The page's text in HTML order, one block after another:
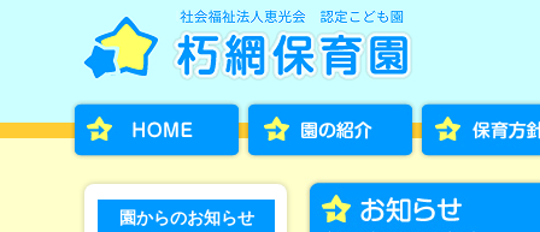
園からのお知らせ